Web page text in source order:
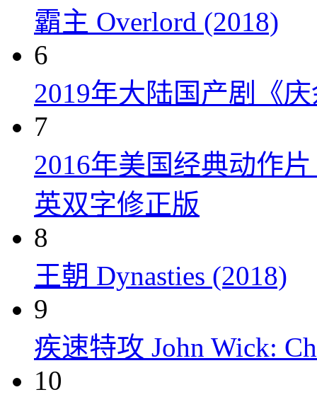
霸主 Overlord (2018)
6
2019年大陆国产剧《
7
2016年美国经典动作
英双字修正版
8
王朝 Dynasties (2018)
9
疾速特攻 John Wick:
10